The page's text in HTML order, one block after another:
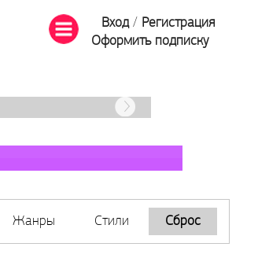
Вход/ Регистрация
Оформить подписку
Жанры Стили Сброс